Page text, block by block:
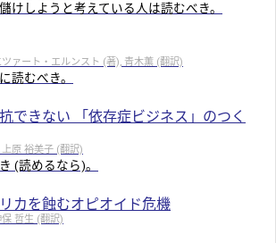
けしようと考えている人は読むべき。
ァート・エルンスト (著), 青木薫 (翻訳)
むべき。
できない 「依存症ビジネス」のつく
原 裕美子 (翻訳)
(読めるなら)。
カを蝕むオピオイド危機
哲生 (翻訳)